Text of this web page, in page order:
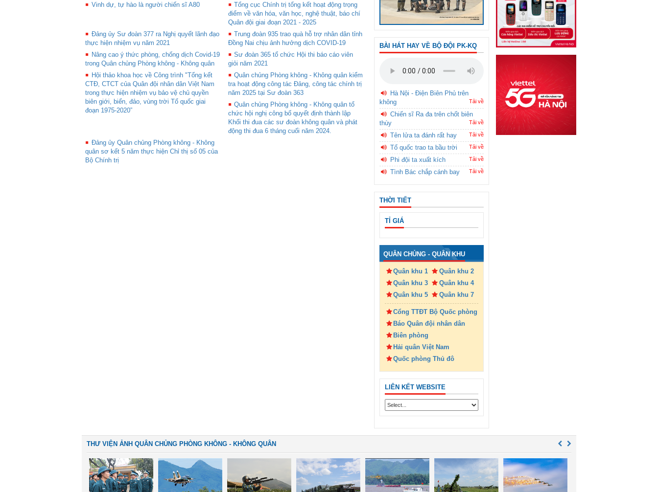
Vinh dự, tự hào là người chiến sĩ A80
Tổng cục Chính trị tổng kết hoạt động trọng
điểm về văn hóa, văn học, nghệ thuật, báo chí
Quân đội giai đoạn 2021 - 2025
Đảng ủy Sư đoàn 377 ra Nghị quyết lãnh đạo
thực hiện nhiệm vụ năm 2021
Trung đoàn 935 trao quà hỗ trợ nhân dân tỉnh
Đồng Nai chịu ảnh hưởng dịch COVID-19
Nâng cao ý thức phòng, chống dịch Covid-19
trong Quân chủng Phòng không - Không quân
Sư đoàn 365 tổ chức Hội thi báo cáo viên
giỏi năm 2021
Hội thảo khoa học về Công trình "Tổng kết
CTĐ, CTCT của Quân đội nhân dân Việt Nam
trong thực hiện nhiệm vụ bảo vệ chủ quyền
biên giới, biển, đảo, vùng trời Tổ quốc giai
đoạn 1975-2020”
Quân chủng Phòng không - Không quân kiểm
tra hoạt động công tác Đảng, công tác chính trị
năm 2025 tại Sư đoàn 363
Quân chủng Phòng không - Không quân tổ
chức hội nghị công bố quyết định thành lập
Khối thi đua các sư đoàn không quân và phát
động thi đua 6 tháng cuối năm 2024.
Đảng ủy Quân chủng Phòng không - Không
quân sơ kết 5 năm thực hiện Chỉ thị số 05 của
Bộ Chính trị
BÀI HÁT HAY VỀ BỘ ĐỘI PK-KQ
Hà Nội - Điện Biên Phủ trên
không
Tải về
Chiến sĩ Ra đa trên chốt biên
thùy
Tải về
Tên lửa ta đánh rất hay Tải về
Tổ quốc trao ta bầu trời Tải về
Phi đội ta xuất kích Tải về
Tình Bác chắp cánh bay Tải về
THỜI TIẾT
TỈ GIÁ
QUÂN CHỦNG - QUÂN KHU
Quân khu 1
Quân khu 2
Quân khu 3
Quân khu 4
Quân khu 5
Quân khu 7
Cổng TTĐT Bộ Quốc phòng
Báo Quân đội nhân dân
Biên phòng
Hải quân Việt Nam
Quốc phòng Thủ đô
LIÊN KẾT WEBSITE
THƯ VIỆN ẢNH QUÂN CHỦNG PHÒNG KHÔNG - KHÔNG QUÂN